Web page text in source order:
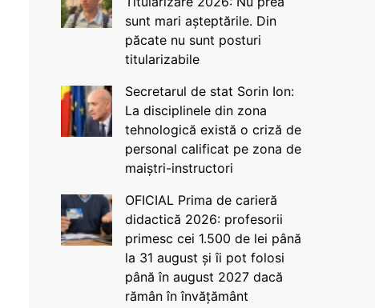
sunt mari așteptările. Din
păcate nu sunt posturi
titularizabile
Secretarul de stat Sorin Ion:
La disciplinele din zona
tehnologică există o criză de
personal calificat pe zona de
maiștri-instructori
OFICIAL Prima de carieră
didactică 2026: profesorii
primesc cei 1.500 de lei până
la 31 august și îi pot folosi
până în august 2027 dacă
rămân în învățământ